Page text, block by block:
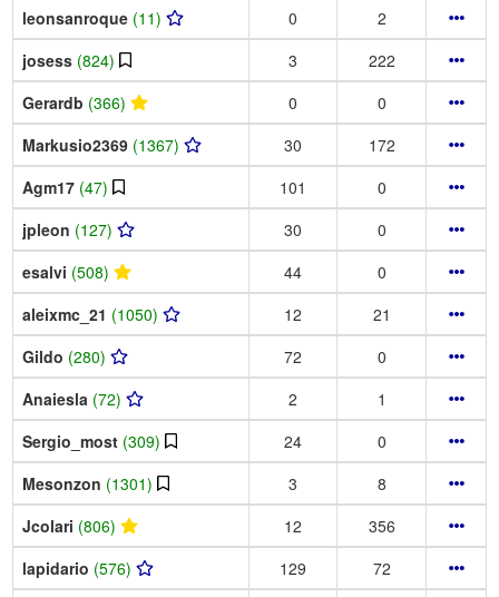
leonsanroque (11) 0
2
josess (824) 3
222
Gerardb (366) 0
0
Markusio2369 (1367) 30
172
Agm17 (47) 101
0
jpleon (127) 30
0
esalvi (508) 44
0
aleixmc_21 (1050) 12
21
Gildo (280) 72
0
Anaiesla (72) 2
1
Sergio_most (309) 24
0
Mesonzon (1301) 3
8
Jcolari (806) 12
356
lapidario (576) 129
72